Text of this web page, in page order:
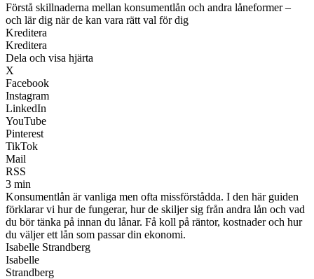
Förstå skillnaderna mellan konsumentlån och andra låneformer –
och lär dig när de kan vara rätt val för dig
Kreditera
Kreditera
Dela och visa hjärta
X
Facebook
Instagram
LinkedIn
YouTube
Pinterest
TikTok
Mail
RSS
3 min
Konsumentlån är vanliga men ofta missförstådda. I den här guiden
förklarar vi hur de fungerar, hur de skiljer sig från andra lån och vad
du bör tänka på innan du lånar. Få koll på räntor, kostnader och hur
du väljer ett lån som passar din ekonomi.
Isabelle Strandberg
Isabelle
Strandberg